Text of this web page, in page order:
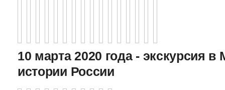
10 марта 2020 года - экскурсия в
истории России